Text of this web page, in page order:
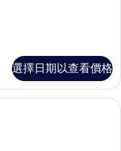
選擇日期以查看價格
特大雙人床 (Kids Theme) |